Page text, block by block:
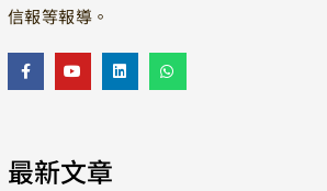
信報等報導。
最新文章